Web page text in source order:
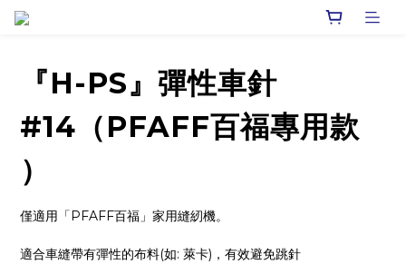
『H-PS』彈性車針
#14（PFAFF百福專用款
）
僅適用「PFAFF百福」家用縫紉機。
適合車縫帶有彈性的布料(如: 萊卡)，有效避免跳針